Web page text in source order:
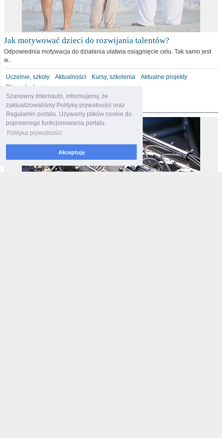
Szanowny Internauto, informujemy, że
zaktualizowaliśmy Politykę prywatności oraz
Regulamin portalu. Używamy plików cookie do
poprawnego funkcjonowania portalu.
Polityka prywatności
Akceptuję
Jak motywować dzieci do rozwijania talentów?
Odpowiednia motywacja do działania ułatwia osiągnięcie celu. Tak samo jest
w..
Uczelnie, szkoły Aktualności Kursy, szkolenia
Aktualne projekty
Dla malucha
motoryzacja